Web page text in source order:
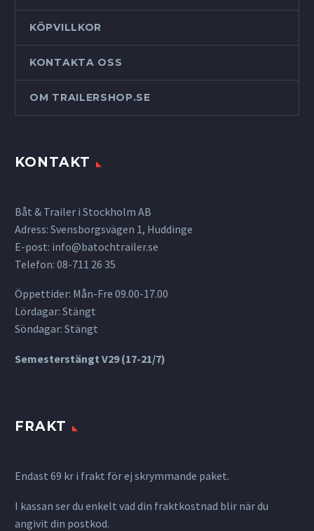
KÖPVILLKOR
KONTAKTA OSS
OM TRAILERSHOP.SE
KONTAKT
Båt & Trailer i Stockholm AB
Adress: Svensborgsvägen 1, Huddinge
E-post: info@batochtrailer.se
Telefon: 08-711 26 35
Öppettider: Mån-Fre 09.00-17.00
Lördagar: Stängt
Söndagar: Stängt
Semesterstängt V29 (17-21/7)
FRAKT
Endast 69 kr i frakt för ej skrymmande paket.
I kassan ser du enkelt vad din fraktkostnad blir när du
angivit din postkod.